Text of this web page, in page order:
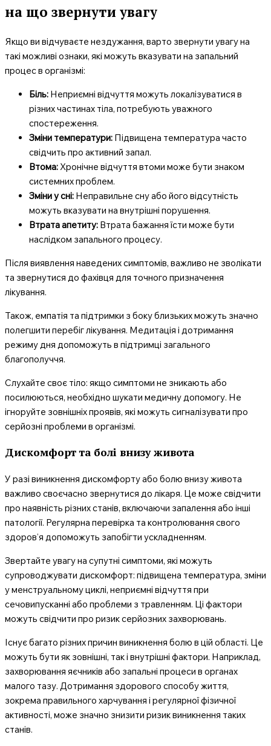
на що звернути увагу
Якщо ви відчуваєте нездужання, варто звернути увагу на
такі можливі ознаки, які можуть вказувати на запальний
процес в організмі:
Біль: Неприємні відчуття можуть локалізуватися в
різних частинах тіла, потребують уважного
спостереження.
Зміни температури: Підвищена температура часто
свідчить про активний запал.
Втома: Хронічне відчуття втоми може бути знаком
системних проблем.
Зміни у сні: Неправильне сну або його відсутність
можуть вказувати на внутрішні порушення.
Втрата апетиту: Втрата бажання їсти може бути
наслідком запального процесу.
Після виявлення наведених симптомів, важливо не зволікати
та звернутися до фахівця для точного призначення
лікування.
Також, емпатія та підтримки з боку близьких можуть значно
полегшити перебіг лікування. Медитація і дотримання
режиму дня допоможуть в підтримці загального
благополуччя.
Слухайте своє тіло: якщо симптоми не зникають або
посилюються, необхідно шукати медичну допомогу. Не
ігноруйте зовнішніх проявів, які можуть сигналізувати про
серйозні проблеми в організмі.
Дискомфорт та болі внизу живота
У разі виникнення дискомфорту або болю внизу живота
важливо своєчасно звернутися до лікаря. Це може свідчити
про наявність різних станів, включаючи запалення або інші
патології. Регулярна перевірка та контролювання свого
здоров’я допоможуть запобігти ускладненням.
Звертайте увагу на супутні симптоми, які можуть
супроводжувати дискомфорт: підвищена температура, зміни
у менструальному циклі, неприємні відчуття при
сечовипусканні або проблеми з травленням. Ці фактори
можуть свідчити про ризик серйозних захворювань.
Існує багато різних причин виникнення болю в цій області. Це
можуть бути як зовнішні, так і внутрішні фактори. Наприклад,
захворювання яєчників або запальні процеси в органах
малого тазу. Дотримання здорового способу життя,
зокрема правильного харчування і регулярної фізичної
активності, може значно знизити ризик виникнення таких
станів.